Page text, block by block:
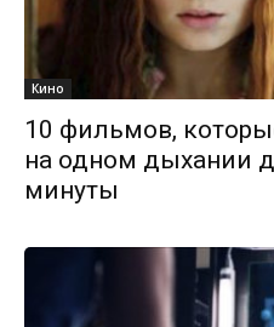
Кино
10 фильмов,
на одном дыхании
минуты